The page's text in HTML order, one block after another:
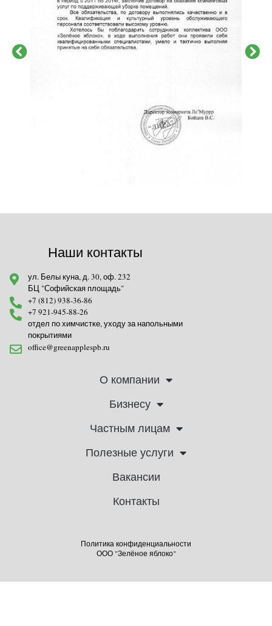
О компании
Бизнесу
Частным лицам
Полезные услуги
Вакансии
Контакты
Наши контакты
ул. Белы куна, д. 30, оф. 232
БЦ "Софийская площадь"
+7 (812) 938-36-86
+7 921-945-88-26
отдел по химчистке, уходу за напольными
покрытиями
office@greenapplespb.ru
Политика конфиденциальности
ООО "Зелёное яблоко"